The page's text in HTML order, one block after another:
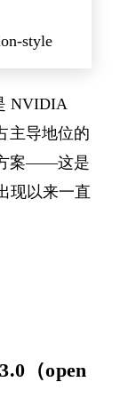
style
NVIDIA
主导地位的
方案——这是
现以来一直
（open